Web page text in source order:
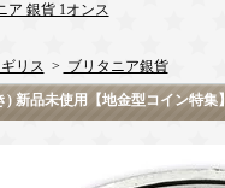
ア 銀貨 1オンス
リス > ブリタニア銀貨
新品未使用【地金型コイン特集】